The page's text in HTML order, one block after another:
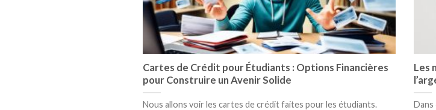
Cartes de Crédit pour Étudiants : Options Financières
pour Construire un Avenir Solide
Nous allons voir les cartes de crédit faites pour les étudiants.
Les
Dans